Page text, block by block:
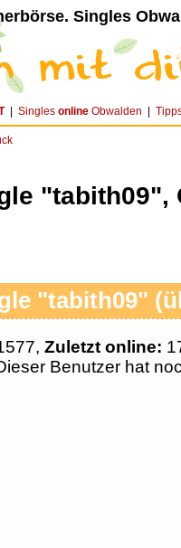
Singles
| Singles online Obwalden
"tabith09",
"tabith09"
Zuletzt online:
Benutzer hat